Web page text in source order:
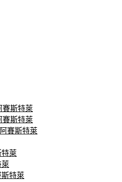
賽斯特萊
賽斯特萊
賽斯特萊
萊
萊
特萊